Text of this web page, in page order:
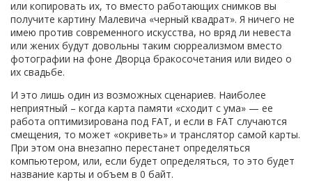
или копировать их, то вместо работающих снимков вы
получите картину Малевича «черный квадрат». Я ничего не
имею против современного искусства, но вряд ли невеста
или жених будут довольны таким сюрреализмом вместо
фотографии на фоне Дворца бракосочетания или видео о
их свадьбе.
И это лишь один из возможных сценариев. Наиболее
неприятный – когда карта памяти «сходит с ума» — ее
работа оптимизирована под FAT, и если в FAT случаются
смещения, то может «окриветь» и транслятор самой карты.
При этом она внезапно перестанет определяться
компьютером, или, если будет определяться, то это будет
название карты и объем в 0 байт.